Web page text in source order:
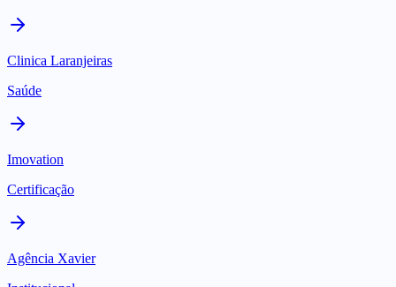
Clinica Laranjeiras
Saúde
Imovation
Certificação
Agência Xavier